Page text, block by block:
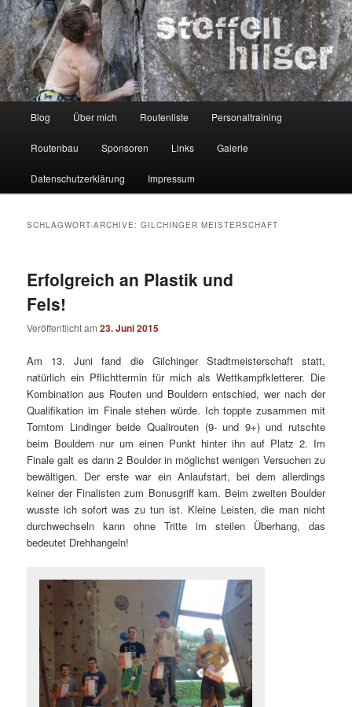
Zum
Inhalt
wechseln
Zum
sekundären
Inhalt
wechselnSteffen Hilger
Kletterer – Routenbauer – Trainer
Blog Über mich Routenliste Personaltraining
Routenbau Sponsoren Links Galerie
Datenschutzerklärung Impressum
SCHLAGWORT-ARCHIVE:GILCHINGER MEISTERSCHAFT
Erfolgreich an Plastik und
Fels!
Veröffentlicht am23. Juni 2015
Am 13. Juni fand die Gilchinger Stadtmeisterschaft statt,
natürlich ein Pflichttermin für mich als Wettkampfkletterer. Die
Kombination aus Routen und Bouldern entschied, wer nach der
Qualifikation im Finale stehen würde. Ich toppte zusammen mit
Tomtom Lindinger beide Qualirouten (9- und 9+) und rutschte
beim Bouldern nur um einen Punkt hinter ihn auf Platz 2. Im
Finale galt es dann 2 Boulder in möglichst wenigen Versuchen zu
bewältigen. Der erste war ein Anlaufstart, bei dem allerdings
keiner der Finalisten zum Bonusgriff kam. Beim zweiten Boulder
wusste ich sofort was zu tun ist. Kleine Leisten, die man nicht
durchwechseln kann ohne Tritte im steilen Überhang, das
bedeutet Drehhangeln!